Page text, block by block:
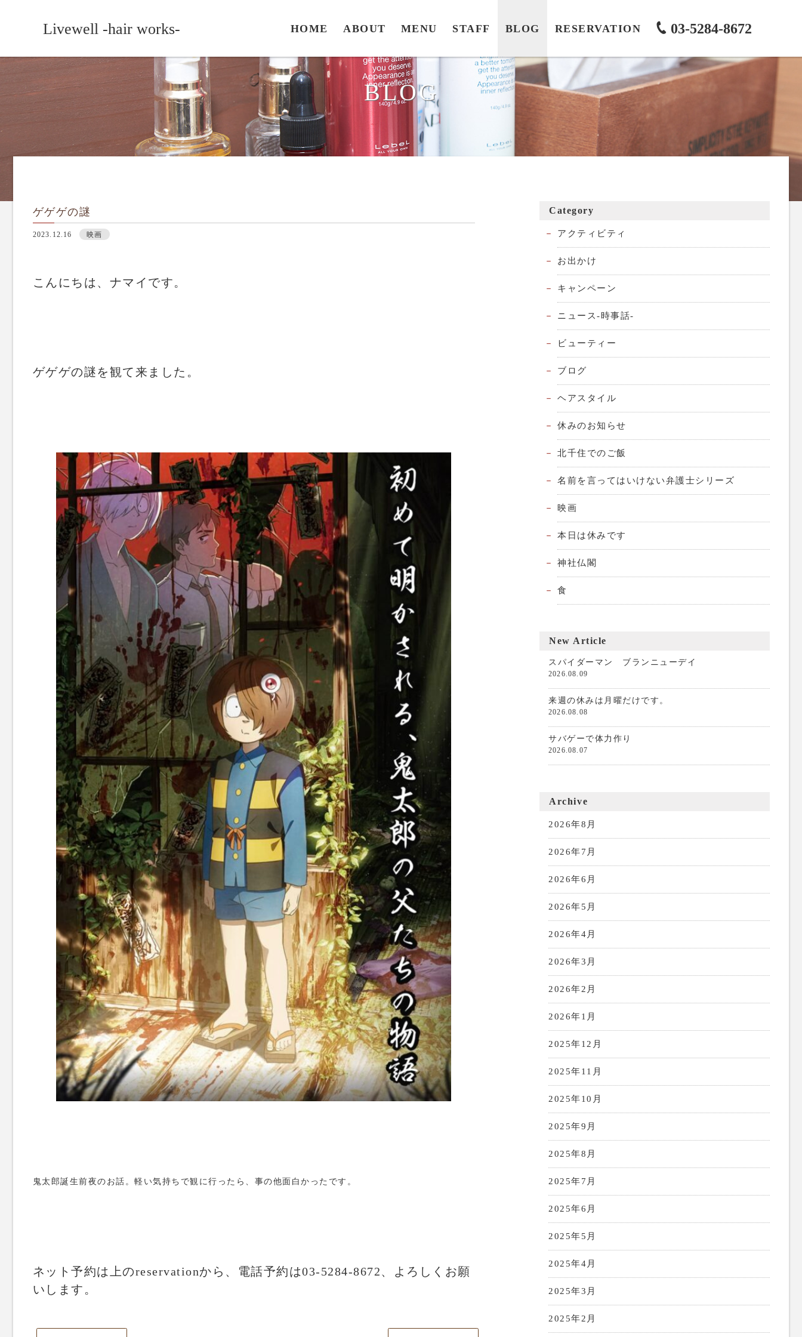
Livewell -hair works- HOME ABOUT MENU STAFF BLOG RESERVATION 03-5284-8672
BLOG
ゲゲゲの謎
2023.12.16 映画
こんにちは、ナマイです。
ゲゲゲの謎を観て来ました。
鬼太郎誕生前夜のお話。軽い気持ちで観に行ったら、事の他面白かったです。
ネット予約は上のreservationから、電話予約は03-5284-8672、よろしくお願
いします。
Category
アクティビティ
お出かけ
キャンペーン
ニュース-時事話-
ビューティー
ブログ
ヘアスタイル
休みのお知らせ
北千住でのご飯
名前を言ってはいけない弁護士シリーズ
映画
本日は休みです
神社仏閣
食
New Article
スパイダーマン ブランニューデイ
2026.08.09
来週の休みは月曜だけです。
2026.08.08
サバゲーで体力作り
2026.08.07
Archive
2026年8月
2026年7月
2026年6月
2026年5月
2026年4月
2026年3月
2026年2月
2026年1月
2025年12月
2025年11月
2025年10月
2025年9月
2025年8月
2025年7月
2025年6月
2025年5月
2025年4月
2025年3月
2025年2月